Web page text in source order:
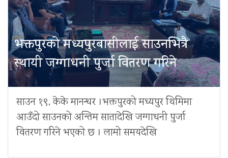
भक्तपुरको मध्यपुरबासीलाई साउनभित्रै
स्थायी जग्गाधनी पुर्जा वितरण गरिने
साउन १९, केके मानन्धर ।भक्तपुरको मध्यपुर थिमिमा
आउँदो साउनको अन्तिम सातादेखि जग्गाधनी पुर्जा
वितरण गरिने भएको छ । लामो समयदेखि